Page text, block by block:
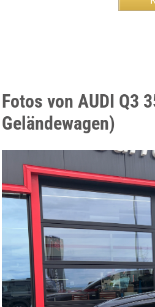
Fotos von AUDI Q3
Geländewagen)